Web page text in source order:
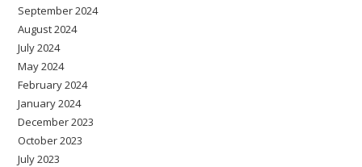
September 2024
August 2024
July 2024
May 2024
February 2024
January 2024
December 2023
October 2023
July 2023